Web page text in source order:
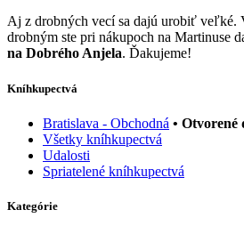
Aj z drobných vecí sa dajú urobiť veľké.
drobným ste pri nákupoch na Martinuse
na Dobrého Anjela. Ďakujeme!
Kníhkupectvá
Bratislava - Obchodná • Otvorené
Všetky kníhkupectvá
Udalosti
Spriatelené kníhkupectvá
Kategórie